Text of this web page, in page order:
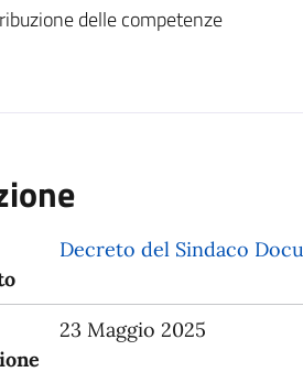
delle competenze
Decreto del Sindaco
23 Maggio 2025